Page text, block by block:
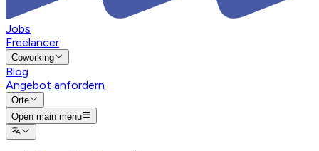
Jobs
Freelancer
Coworking
Blog
Angebot anfordern
Orte
Open main menu